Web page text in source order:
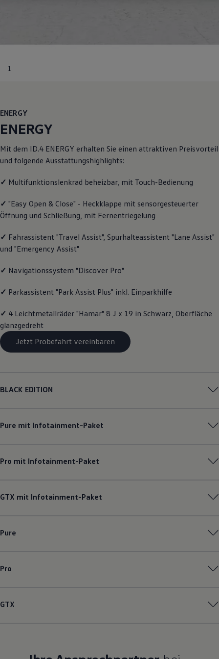
Volkswagen Teile
Updates für Software, Karten und Radio
Über Ihr Auto
Vorgängermodelle
Volkswagen Kundenbetreuung
Assistenzsysteme
Digitale Betriebsanleitung
Live Beratung
Lifestyle
Transport
Familie
Volkswagen R
Volkswagen Kundenbetreuung
1
ENERGY
ENERGY
Mit dem ID.4 ENERGY erhalten Sie einen attraktiven Preisvorteil
und folgende Ausstattungshighlights:
✓ Multifunktionslenkrad beheizbar, mit Touch-Bedienung
✓ "Easy Open & Close" - Heckklappe mit sensorgesteuerter
Öffnung und Schließung, mit Fernentriegelung
✓ Fahrassistent "Travel Assist", Spurhalteassistent "Lane Assist"
und "Emergency Assist"
✓ Navigationssystem "Discover Pro"
✓ Parkassistent "Park Assist Plus" inkl. Einparkhilfe
✓ 4 Leichtmetallräder "Hamar" 8 J x 19 in Schwarz, Oberfläche
glanzgedreht
Jetzt Probefahrt vereinbaren
BLACK EDITION
Pure mit Infotainment-Paket
Pro mit Infotainment-Paket
GTX mit Infotainment-Paket
Pure
Pro
GTX